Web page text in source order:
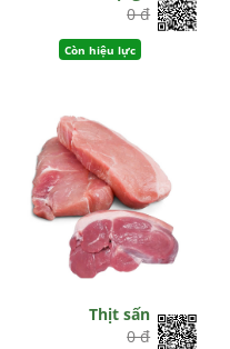
0 đ
Còn hiệu lực
Thịt sấn
0 đ